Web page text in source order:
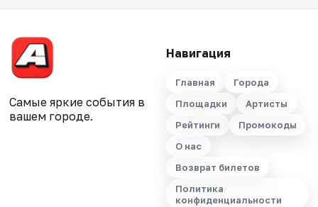
Самые яркие события в
вашем городе.
Навигация
Главная
Города
Площадки
Артисты
Рейтинги
Промокоды
О нас
Возврат билетов
Политика
конфиденциальности